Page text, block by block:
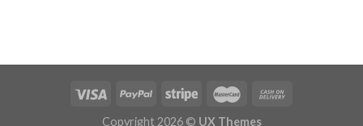
Copyright 2026 © UX Themes